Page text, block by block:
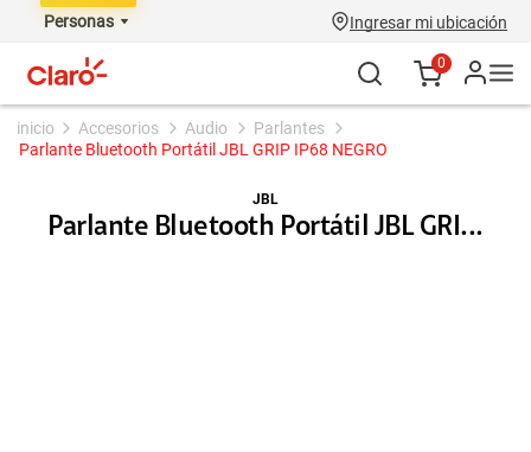
Personas Ingresar mi ubicación
0
accesorios audio
parlantes
Parlante Bluetooth Portátil JBL GRIP IP68 NEGRO
JBL
Parlante Bluetooth Portátil JBL GRI...